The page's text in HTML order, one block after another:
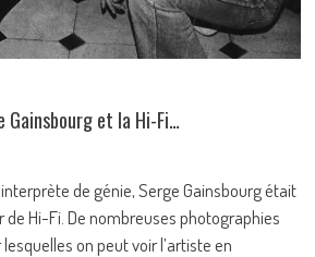
Gainsbourg et la Hi-Fi…
de génie, Serge Gainsbourg était
Hi-Fi. De nombreuses photographies
on peut voir l’artiste en